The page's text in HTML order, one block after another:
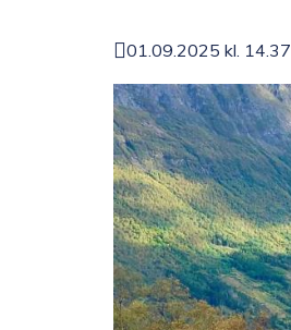
Publisert
01.09.2025 kl. 14.37